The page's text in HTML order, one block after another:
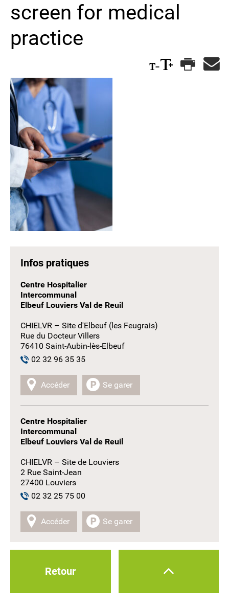
screen for medical
practice
Infos pratiques
Centre Hospitalier
Intercommunal
Elbeuf Louviers Val de Reuil
CHIELVR – Site d'Elbeuf (les Feugrais)
Rue du Docteur Villers
76410 Saint-Aubin-lès-Elbeuf
02 32 96 35 35
Accéder Se garer
Centre Hospitalier
Intercommunal
Elbeuf Louviers Val de Reuil
CHIELVR – Site de Louviers
2 Rue Saint-Jean
27400 Louviers
02 32 25 75 00
Accéder Se garer
Retour